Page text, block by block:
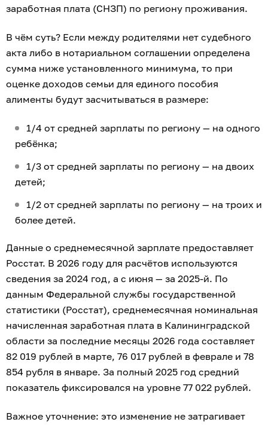
заработная плата (СНЗП) по региону проживания.
В чём суть? Если между родителями нет судебного
акта либо в нотариальном соглашении определена
сумма ниже установленного минимума, то при
оценке доходов семьи для единого пособия
алименты будут засчитываться в размере:
1/4 от средней зарплаты по региону — на одного
ребёнка;
1/3 от средней зарплаты по региону — на двоих
детей;
1/2 от средней зарплаты по региону — на троих и
более детей.
Данные о среднемесячной зарплате предоставляет
Росстат. В 2026 году для расчётов используются
сведения за 2024 год, а с июня — за 2025-й. По
данным Федеральной службы государственной
статистики (Росстат), среднемесячная номинальная
начисленная заработная плата в Калининградской
области за последние месяцы 2026 года составляет
82 019 рублей в марте, 76 017 рублей в феврале и 78
854 рубля в январе. За полный 2025 год средний
показатель фиксировался на уровне 77 022 рублей.
Важное уточнение: это изменение не затрагивает